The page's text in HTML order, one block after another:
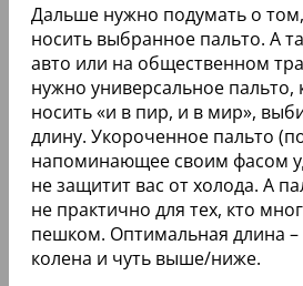
Дальше нужно подумать о
носить выбранное пальто. А
авто или на общественном
нужно универсальное пальто,
носить «и в пир, и в мир»,
длину. Укороченное пальто
напоминающее своим фасом
не защитит вас от холода. А
не практично для тех, кто
пешком. Оптимальная длина
колена и чуть выше/ниже.